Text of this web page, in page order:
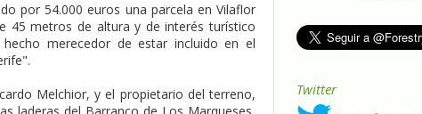
por 54.000 euros una parcela en Vilaflor
45 metros de altura y de interés turístico
merecedor de estar incluido en el
Melchior, y el propietario del terreno,
Twitter